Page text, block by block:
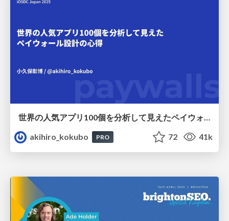
akihiro_kokubo
PRO 72 41k